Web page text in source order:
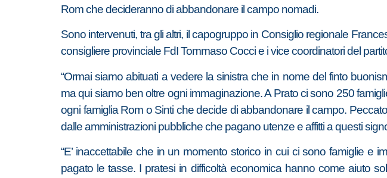
Rom che decideranno di abbandonare il campo nomadi.
Sono intervenuti, tra gli altri, il capogruppo in Consiglio regionale
consigliere provinciale FdI Tommaso Cocci e i vice coordinatori del
“Ormai siamo abituati a vedere la sinistra che in nome del finto
ma qui siamo ben oltre ogni immaginazione. A Prato ci sono 250
ogni famiglia Rom o Sinti che decide di abbandonare il campo.
dalle amministrazioni pubbliche che pagano utenze e affitti a questi
“E’ inaccettabile che in un momento storico in cui ci sono famiglie e
pagato le tasse. I pratesi in difficoltà economica hanno come aiuto